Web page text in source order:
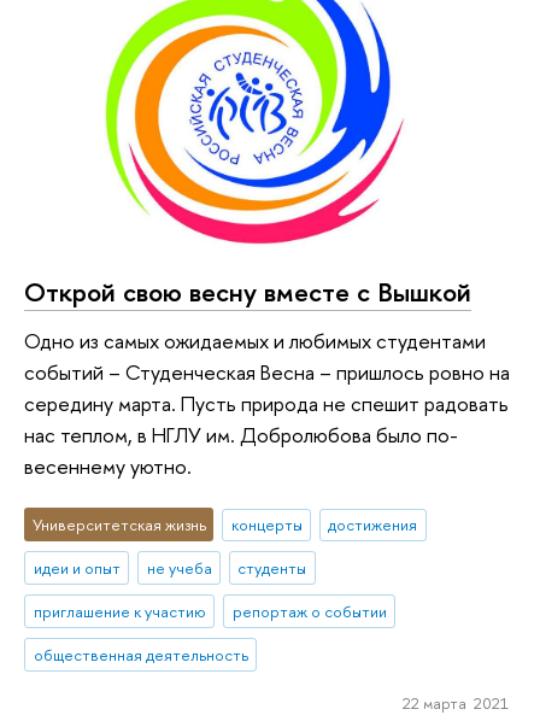
Открой свою весну вместе с Вышкой
Одно из самых ожидаемых и любимых студентами
событий – Студенческая Весна – пришлось ровно на
середину марта. Пусть природа не спешит радовать
нас теплом, в НГЛУ им. Добролюбова было по-
весеннему уютно.
Университетская жизнь концерты
достижения
идеи и опыт
не учеба
студенты
приглашение к участию
репортаж о событии
общественная деятельность
22 марта 2021